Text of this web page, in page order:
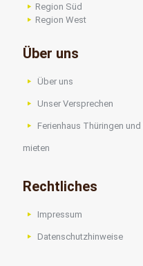
Region Süd
Region West
Über uns
Über uns
Unser Versprechen
Ferienhaus Thüringen und
mieten
Rechtliches
Impressum
Datenschutzhinweise